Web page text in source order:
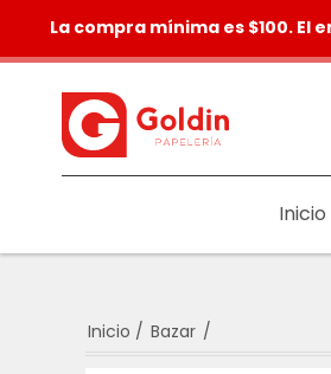
La compra mínima es $100.
Inicio
Inicio / Bazar /